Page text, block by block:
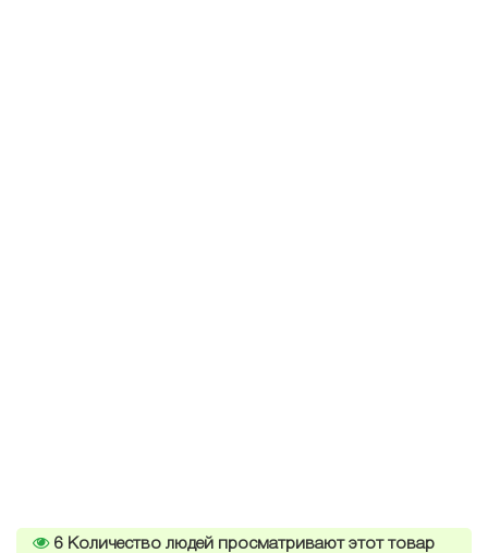
6 Количество людей просматривают этот товар